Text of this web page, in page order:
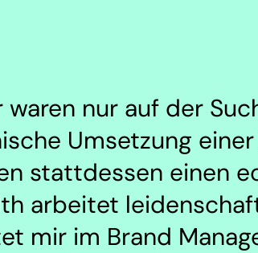
waren nur auf der
Umsetzung
stattdessen einen
arbeitet
mir im Brand